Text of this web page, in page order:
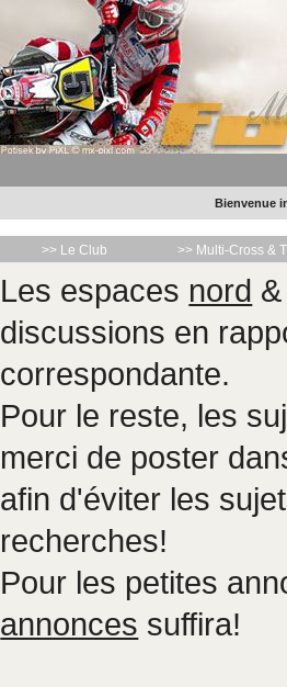
Bienvenue
>> Le Club >> Multi-Cross &
Les espaces nord
discussions en
correspondante.
Pour le reste, les
merci de poster
afin d'éviter les
recherches!
Pour les petites
annonces suffira!